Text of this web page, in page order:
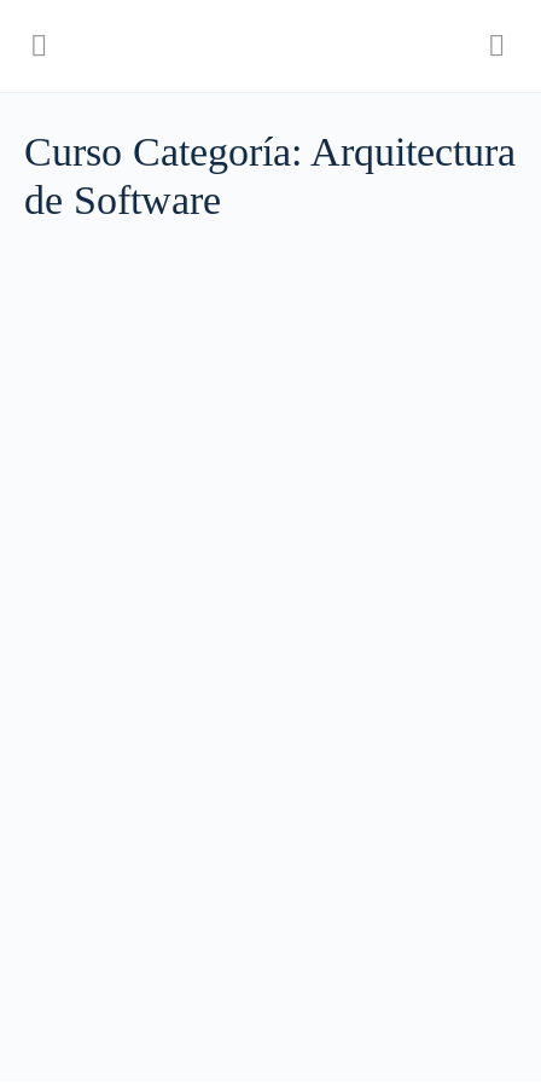
Curso Categoría: Arquitectura
de Software